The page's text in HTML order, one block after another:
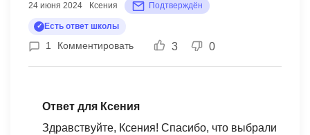
помогающими лучше понять суть! 18 блоков,
раскрывающих мою профессию, каждую
возможную сторону и нюансы! Огромное
спасибо школе и приглашенным
проделали огромный путь, чтобы понять,
вычленить и объединить все свои знания в свои
24 июня 2024 Ксения Подтверждён
Есть ответ школы
1 Комментировать 3 0
Ответ для Ксения
Здравствуйте, Ксения! Спасибо, что выбрали